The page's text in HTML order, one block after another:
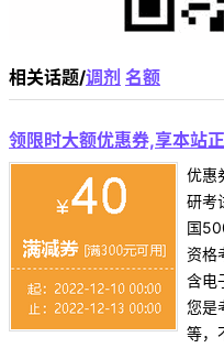
相关话题/调剂 名额
领限时大额优惠券,享本站
优惠
研考
国
资格
含电
您是
等，